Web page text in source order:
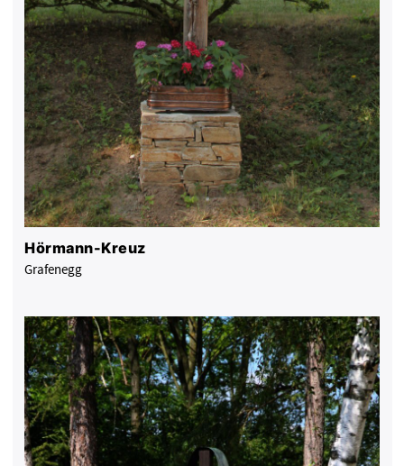
Hörmann-Kreuz
Grafenegg